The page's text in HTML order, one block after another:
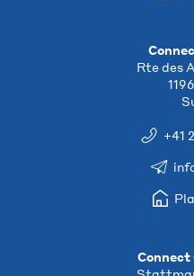
Rte des
+41
Connect